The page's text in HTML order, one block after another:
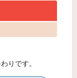
りです。